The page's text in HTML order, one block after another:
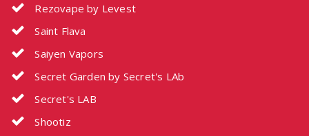
Rezovape by Levest
Saint Flava
Saiyen Vapors
Secret Garden by Secret's LAb
Secret's LAB
Shootiz